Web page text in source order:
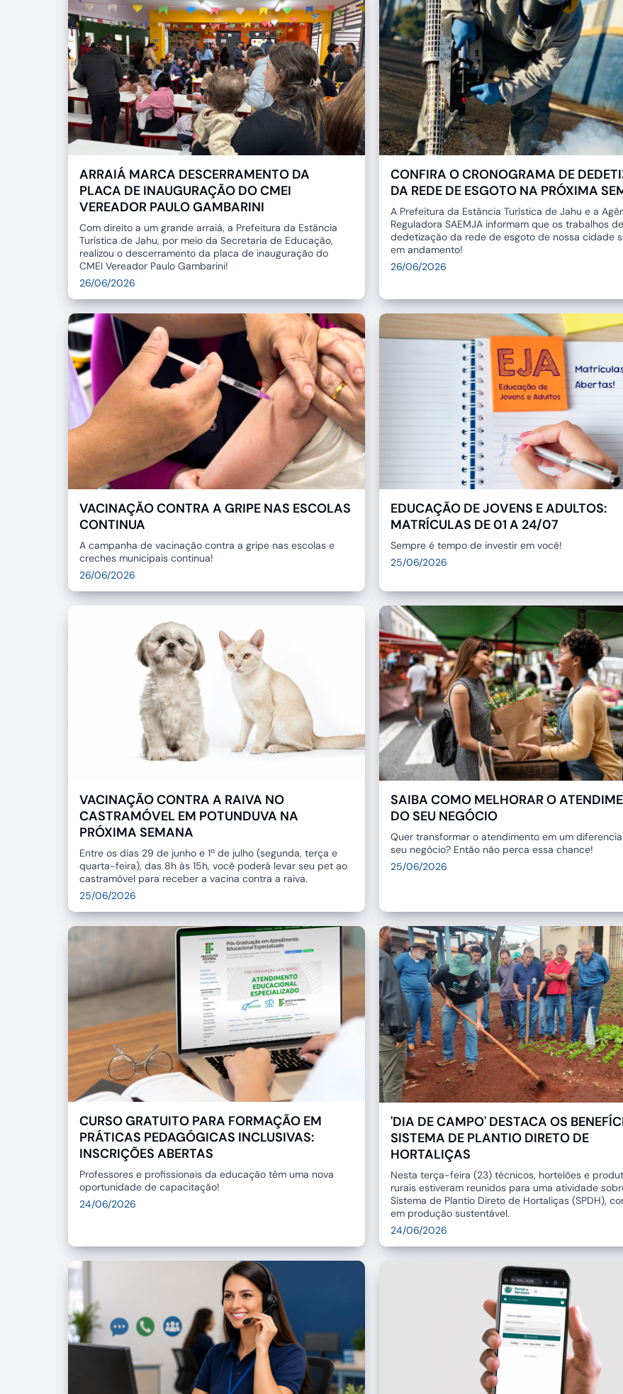
ARRAIÁ MARCA DESCERRAMENTO DA
PLACA DE INAUGURAÇÃO DO CMEI
VEREADOR PAULO GAMBARINI
Com direito a um grande arraiá, a Prefeitura da Estância
Turística de Jahu, por meio da Secretaria de Educação,
realizou o descerramento da placa de inauguração do
CMEI Vereador Paulo Gambarini!
26/06/2026
CONFIRA O CRONOGRAMA DE
DA REDE DE ESGOTO NA PRÓXIMA
A Prefeitura da Estância Turística de Jahu e a
Reguladora SAEMJA informam que os trabalhos de
dedetização da rede de esgoto de nossa cidade
em andamento!
26/06/2026
VACINAÇÃO CONTRA A GRIPE NAS ESCOLAS
CONTINUA
A campanha de vacinação contra a gripe nas escolas e
creches municipais continua!
26/06/2026
EDUCAÇÃO DE JOVENS E ADULTOS:
MATRÍCULAS DE 01 A 24/07
Sempre é tempo de investir em você!
25/06/2026
VACINAÇÃO CONTRA A RAIVA NO
CASTRAMÓVEL EM POTUNDUVA NA
PRÓXIMA SEMANA
Entre os dias 29 de junho e 1º de julho (segunda, terça e
quarta-feira), das 8h às 15h, você poderá levar seu pet ao
castramóvel para receber a vacina contra a raiva.
25/06/2026
SAIBA COMO MELHORAR O
DO SEU NEGÓCIO
Quer transformar o atendimento em um
seu negócio? Então não perca essa chance!
25/06/2026
CURSO GRATUITO PARA FORMAÇÃO EM
PRÁTICAS PEDAGÓGICAS INCLUSIVAS:
INSCRIÇÕES ABERTAS
Professores e profissionais da educação têm uma nova
oportunidade de capacitação!
24/06/2026
'DIA DE CAMPO' DESTACA OS
SISTEMA DE PLANTIO DIRETO DE
HORTALIÇAS
Nesta terça-feira (23) técnicos, hortelões e
rurais estiveram reunidos para uma atividade
Sistema de Plantio Direto de Hortaliças (SPDH),
em produção sustentável.
24/06/2026